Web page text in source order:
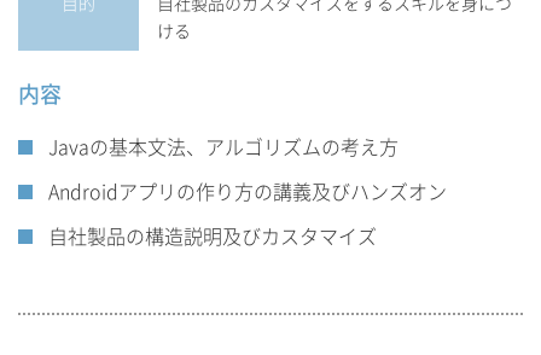
ける
内容
Javaの基本文法、アルゴリズムの考え方
Androidアプリの作り方の講義及びハンズオン
自社製品の構造説明及びカスタマイズ